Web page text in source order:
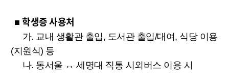
■학생증 사용처
가. 교내 생활관 출입, 도서관 출입/대여, 식당 이용
(지원식) 등
나. 동서울 ↔ 세명대 직통 시외버스 이용 시